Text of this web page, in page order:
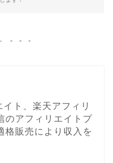
ト、楽天アフィリ
のアフィリエイトプ
格販売により収入を